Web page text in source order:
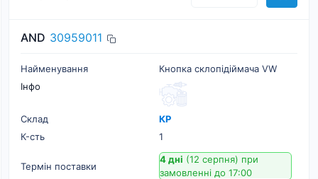
AND 30959011
Найменування
Кнопка склопiдiймача VW
Інфо
Склад
КР
К-cть
1
Термін поставки
4 дні (12 серпня) при
замовленні до 17:00